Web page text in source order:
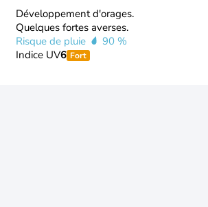
Développement d'orages.
Quelques fortes averses.
Risque de pluie
90 %
Indice UV6 Fort